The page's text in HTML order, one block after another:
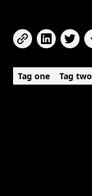
Tag one Tag two